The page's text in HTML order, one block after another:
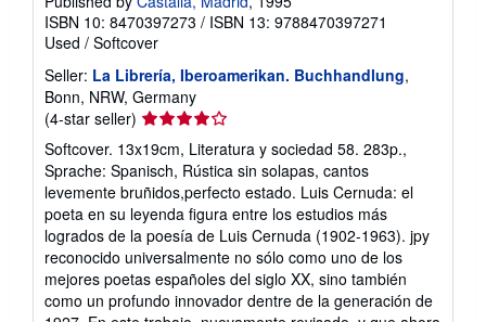
ISBN 10: 8470397273 / ISBN 13: 9788470397271
Used / Softcover
Seller: La Librería, Iberoamerikan. Buchhandlung,
Bonn, NRW, Germany
(4-star seller) Seller
4
out
of
5
stars
Softcover. 13x19cm, Literatura y sociedad 58. 283p.,
Sprache: Spanisch, Rústica sin solapas, cantos
levemente bruñidos,perfecto estado. Luis Cernuda: el
poeta en su leyenda figura entre los estudios más
logrados de la poesía de Luis Cernuda (1902-1963). jpy
reconocido universalmente no sólo como uno de los
mejores poetas españoles del siglo XX, sino también
como un profundo innovador dentre de la generación de